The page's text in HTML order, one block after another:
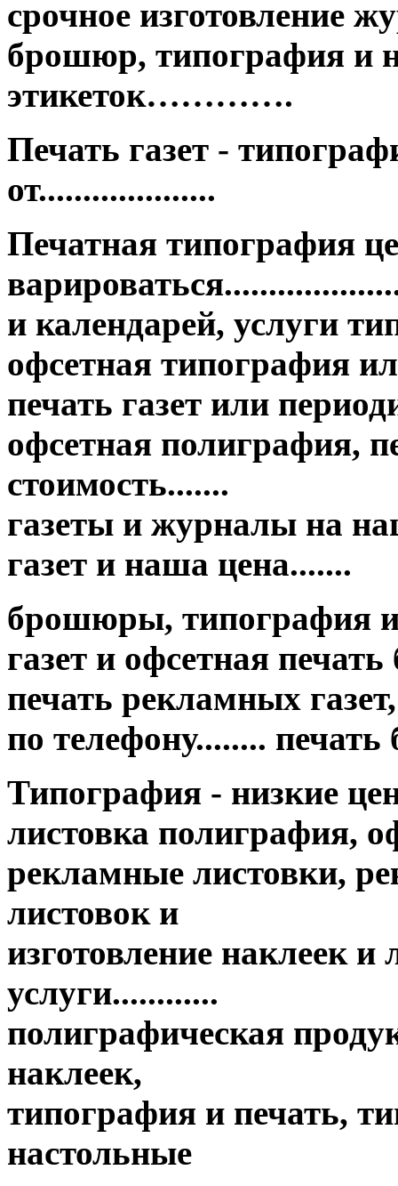
срочное изготовление
брошюр, типография и
этикеток………….
Печать газет -
от....................
Печатная типография
и календарей, услуги
офсетная типография
печать газет или
офсетная полиграфия,
стоимость.......
газеты и журналы на
газет и наша цена.......
брошюры, типография
газет и офсетная
печать рекламных
по телефону........
Типография - низкие
листовка полиграфия,
рекламные листовки,
листовок и
изготовление наклеек
услуги............
полиграфическая
наклеек,
типография и печать,
настольные